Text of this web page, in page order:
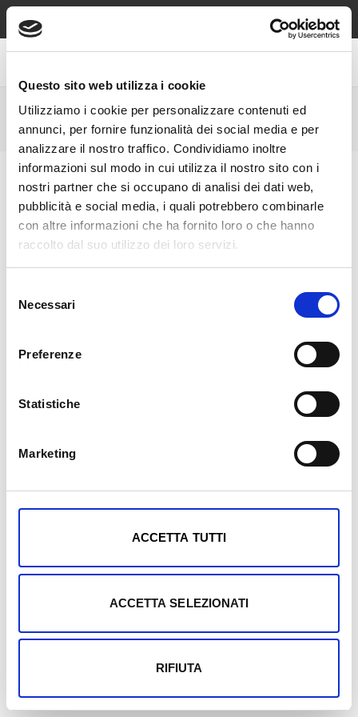
Questo sito web utilizza i cookie
Utilizziamo i cookie per personalizzare contenuti ed
annunci, per fornire funzionalità dei social media e per
analizzare il nostro traffico. Condividiamo inoltre
informazioni sul modo in cui utilizza il nostro sito con i
nostri partner che si occupano di analisi dei dati web,
pubblicità e social media, i quali potrebbero combinarle
con altre informazioni che ha fornito loro o che hanno
raccolto dal suo utilizzo dei loro servizi.
delNecessari
Preferenze
Statistiche
Marketing
ACCETTA TUTTI
ACCETTA SELEZIONATI
RIFIUTA
Spedizione sempre gratuita sopra €49, contrassegno e reso
GEMELLI IN ARGENTO